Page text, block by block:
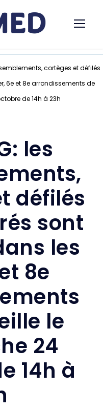
cortèges et défilés
6e et 8e arrondissements de
de 14h à 23h
les
défilés
sont
les
8e
le
24
14h à